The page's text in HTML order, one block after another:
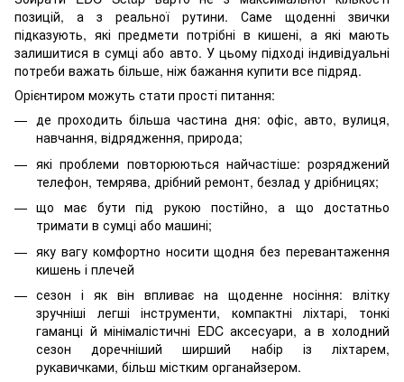
позицій, а з реальної рутини. Саме щоденні звички
підказують, які предмети потрібні в кишені, а які мають
залишитися в сумці або авто. У цьому підході індивідуальні
потреби важать більше, ніж бажання купити все підряд.
Орієнтиром можуть стати прості питання:
де проходить більша частина дня: офіс, авто, вулиця,
навчання, відрядження, природа;
які проблеми повторюються найчастіше: розряджений
телефон, темрява, дрібний ремонт, безлад у дрібницях;
що має бути під рукою постійно, а що достатньо
тримати в сумці або машині;
яку вагу комфортно носити щодня без перевантаження
кишень і плечей
сезон і як він впливає на щоденне носіння: влітку
зручніші легші інструменти, компактні ліхтарі, тонкі
гаманці й мінімалістичні EDC аксесуари, а в холодний
сезон доречніший ширший набір із ліхтарем,
рукавичками, більш містким органайзером.